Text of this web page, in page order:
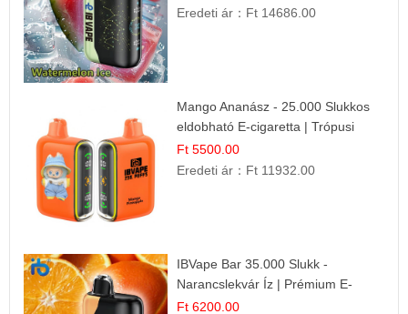
Eredeti ár： Ft 14686.00
Mango Ananász - 25.000 Slukkos
eldobható E-cigaretta | Trópusi
Ízélmény
Ft 5500.00
Eredeti ár： Ft 11932.00
IBVape Bar 35.000 Slukk -
Narancslekvár Íz | Prémium E-
cigaretta
Ft 6200.00